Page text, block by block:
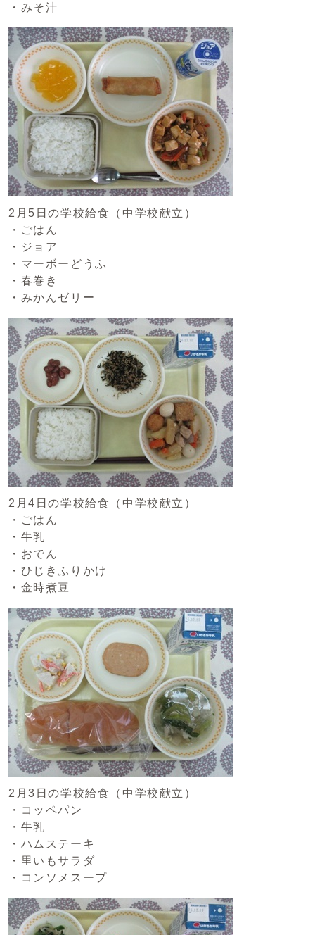
・みそ汁
2月5日の学校給食（中学校献立）
・ごはん
・ジョア
・マーボーどうふ
・春巻き
・みかんゼリー
2月4日の学校給食（中学校献立）
・ごはん
・牛乳
・おでん
・ひじきふりかけ
・金時煮豆
2月3日の学校給食（中学校献立）
・コッペパン
・牛乳
・ハムステーキ
・里いもサラダ
・コンソメスープ